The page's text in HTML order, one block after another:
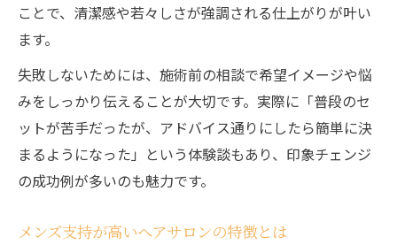
ことで、清潔感や若々しさが強調される仕上がりが叶い
ます。
失敗しないためには、施術前の相談で希望イメージや悩
みをしっかり伝えることが大切です。実際に「普段のセ
ットが苦手だったが、アドバイス通りにしたら簡単に決
まるようになった」という体験談もあり、印象チェンジ
の成功例が多いのも魅力です。
メンズ支持が高いヘアサロンの特徴とは